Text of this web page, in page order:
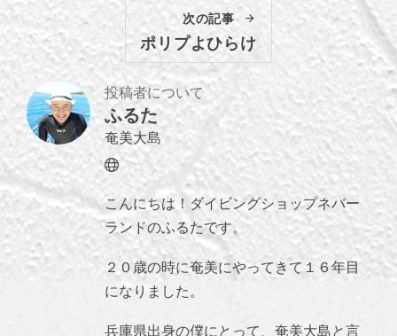
次の記事
ポリプよひらけ
投稿者について
ふるた
奄美大島
Website
こんにちは！ダイビングショップネバー
ランドのふるたです。
２０歳の時に奄美にやってきて１６年目
になりました。
兵庫県出身の僕にとって、奄美大島と言